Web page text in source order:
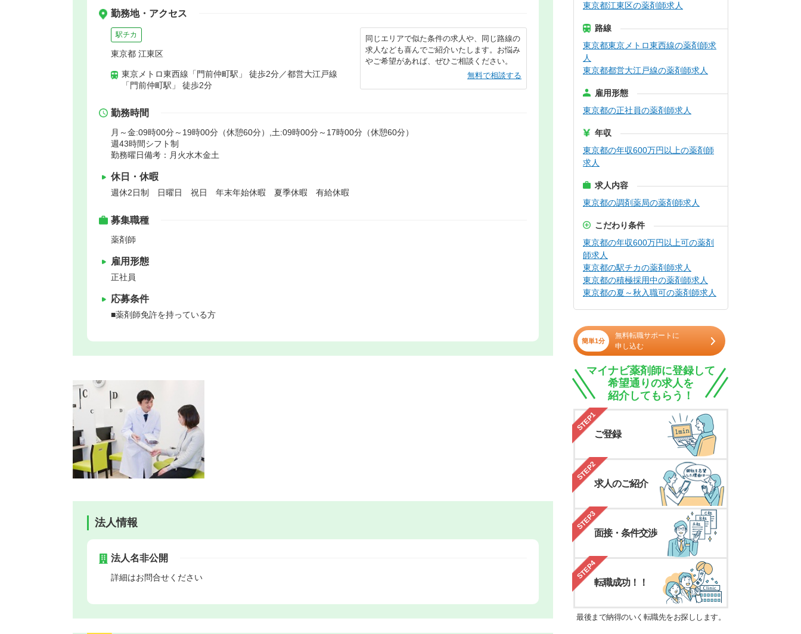
勤務地・アクセス
駅チカ
東京都 江東区
東京メトロ東西線「門前仲町駅」 徒歩2分／都営大江戸線
「門前仲町駅」 徒歩2分
同じエリアで似た条件の求人や、同じ路線の
求人なども喜んでご紹介いたします。お悩み
やご希望があれば、ぜひご相談ください。
無料で相談する
勤務時間
月～金:09時00分～19時00分（休憩60分）,土:09時00分～17時00分（休憩60分）
週43時間シフト制
勤務曜日備考：月火水木金土
休日・休暇
週休2日制 日曜日 祝日 年末年始休暇 夏季休暇 有給休暇
募集職種
薬剤師
雇用形態
正社員
応募条件
■薬剤師免許を持っている方
法人情報
法人名非公開
詳細はお問合せください
東京都江東区の薬剤師求人
路線
東京都東京メトロ東西線の薬剤師求
人
東京都都営大江戸線の薬剤師求人
雇用形態
東京都の正社員の薬剤師求人
年収
東京都の年収600万円以上の薬剤師
求人
求人内容
東京都の調剤薬局の薬剤師求人
こだわり条件
東京都の年収600万円以上可の薬剤
師求人
東京都の駅チカの薬剤師求人
東京都の積極採用中の薬剤師求人
東京都の夏～秋入職可の薬剤師求人
簡単1分
無料転職サポートに
申し込む
マイナビ薬剤師に登録して
希望通りの求人を
紹介してもらう！
STEP1
ご登録
STEP2
求人のご紹介
STEP3
面接・条件交渉
STEP4
転職成功！！
最後まで納得のいく転職先をお探しします。